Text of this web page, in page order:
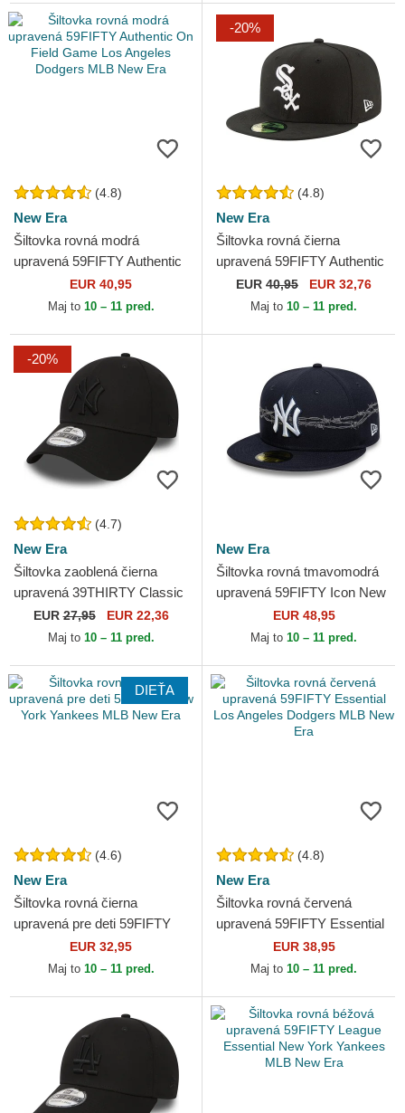
(4.8)
New Era
Šiltovka rovná modrá
upravená 59FIFTY Authentic
On Field Game Los Angeles
Dodgers MLB New Era
EUR 40,95
Maj to 10 – 11 pred.
-20%
(4.8)
New Era
Šiltovka rovná čierna
upravená 59FIFTY Authentic
On Field Game Chicago
White Sox MLB New Era
EUR 40,95 EUR 32,76
Maj to 10 – 11 pred.
-20%
(4.7)
New Era
Šiltovka zaoblená čierna
upravená 39THIRTY Classic
New York Yankees MLB
New Era
EUR27,95 EUR 22,36
Maj to 10 – 11 pred.
New Era
Šiltovka rovná tmavomodrá
upravená 59FIFTY Icon New
York Yankees MLB New Era
EUR 48,95
Maj to 10 – 11 pred.
DIEŤA
(4.6)
New Era
Šiltovka rovná čierna
upravená pre deti 59FIFTY
New York Yankees MLB
New Era
EUR 32,95
Maj to 10 – 11 pred.
(4.8)
New Era
Šiltovka rovná červená
upravená 59FIFTY Essential
Los Angeles Dodgers MLB
New Era
EUR 38,95
Maj to 10 – 11 pred.